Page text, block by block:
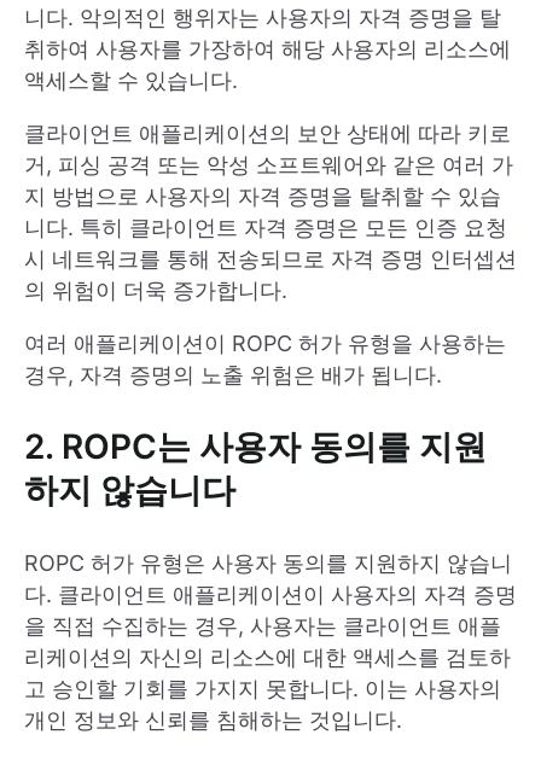
니다. 악의적인 행위자는 사용자의 자격 증명을 탈
취하여 사용자를 가장하여 해당 사용자의 리소스에
액세스할 수 있습니다.
클라이언트 애플리케이션의 보안 상태에 따라 키로
거, 피싱 공격 또는 악성 소프트웨어와 같은 여러 가
지 방법으로 사용자의 자격 증명을 탈취할 수 있습
니다. 특히 클라이언트 자격 증명은 모든 인증 요청
시 네트워크를 통해 전송되므로 자격 증명 인터셉션
의 위험이 더욱 증가합니다.
여러 애플리케이션이 ROPC 허가 유형을 사용하는
경우, 자격 증명의 노출 위험은 배가 됩니다.
2. ROPC는 사용자 동의를 지원
하지 않습니다
ROPC 허가 유형은 사용자 동의를 지원하지 않습니
다. 클라이언트 애플리케이션이 사용자의 자격 증명
을 직접 수집하는 경우, 사용자는 클라이언트 애플
리케이션의 자신의 리소스에 대한 액세스를 검토하
고 승인할 기회를 가지지 못합니다. 이는 사용자의
개인 정보와 신뢰를 침해하는 것입니다.